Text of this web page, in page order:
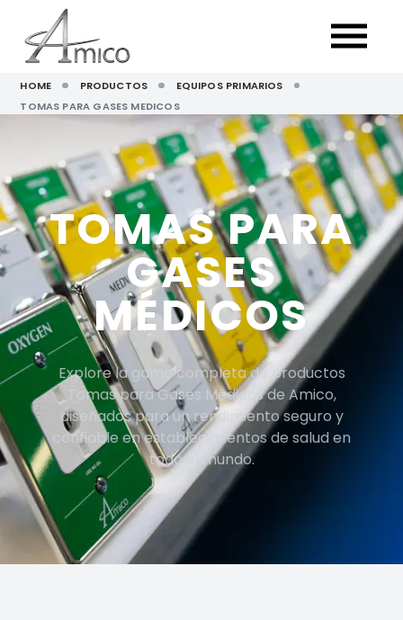
HOME PRODUCTOS
EQUIPOS PRIMARIOS
TOMAS PARA GASES MEDICOS
TOMAS PARA
GASES
MÉDICOS
Explore la gama completa de productos
Tomas para Gases Médicos de Amico,
diseñados para un rendimiento seguro y
confiable en establecimientos de salud en
todo el mundo.